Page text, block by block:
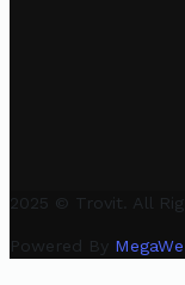
2025 © Trovit. All
Powered By